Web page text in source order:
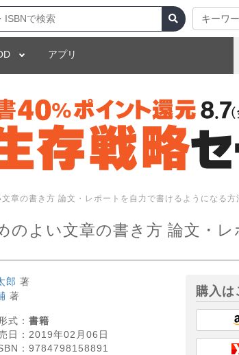
キーワ
アプリ
章の書き方 論文・レポートを自力で書けるようになる方
のよい文章の書き方 論文・
郎 著
著
式： 書籍
日： 2019年02月06日
： 9784798158891
購入は